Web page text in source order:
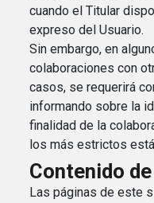
cuando el Titular
expreso del Usuario.
Sin embargo, en
colaboraciones con
casos, se requerirá
informando sobre la
finalidad de la
los más estrictos
Contenido
Las páginas de este